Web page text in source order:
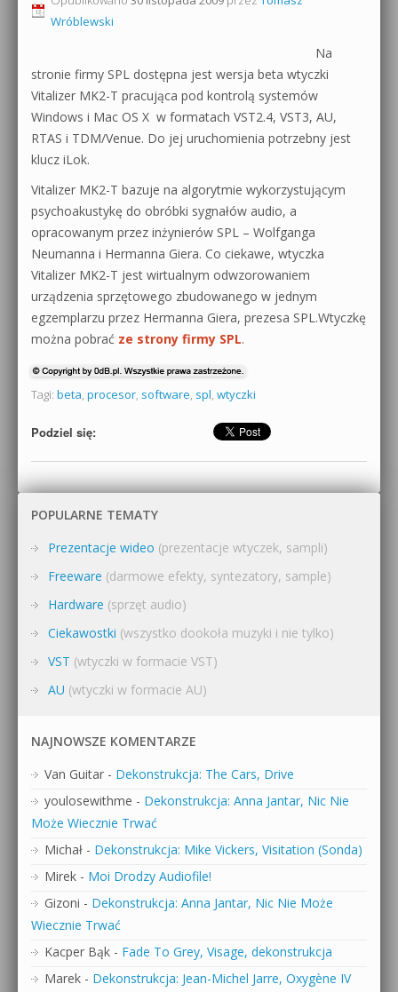
Sylenth1 od podstaw
Sound Forge od podstaw
Dubstep z syntezatorem Massive
Kontakt 5 Kompendium
Pakiety
0dB.pl - informacje
Newsletter
Materiały dla mediów
Archiwum aktualności
Polityka prywatności
Regulamin
Działanie sklepu internetowego
Wyszukiwanie
Wróblewski
Na
stronie firmy SPL dostępna jest wersja beta wtyczki
Vitalizer MK2-T pracująca pod kontrolą systemów
Windows i Mac OS X w formatach VST2.4, VST3, AU,
RTAS i TDM/Venue. Do jej uruchomienia potrzebny jest
klucz iLok.
Vitalizer MK2-T bazuje na algorytmie wykorzystującym
psychoakustykę do obróbki sygnałów audio, a
opracowanym przez inżynierów SPL – Wolfganga
Neumanna i Hermanna Giera. Co ciekawe, wtyczka
Vitalizer MK2-T jest wirtualnym odwzorowaniem
urządzenia sprzętowego zbudowanego w jednym
egzemplarzu przez Hermanna Giera, prezesa SPL.Wtyczkę
można pobrać ze strony firmy SPL.
Tagi: beta, procesor, software, spl, wtyczki
Podziel się:
POPULARNE TEMATY
Prezentacje wideo (prezentacje wtyczek, sampli)
Freeware (darmowe efekty, syntezatory, sample)
Hardware (sprzęt audio)
Ciekawostki (wszystko dookoła muzyki i nie tylko)
VST (wtyczki w formacie VST)
AU (wtyczki w formacie AU)
NAJNOWSZE KOMENTARZE
Van Guitar - Dekonstrukcja: The Cars, Drive
youlosewithme - Dekonstrukcja: Anna Jantar, Nic Nie
Może Wiecznie Trwać
Michał - Dekonstrukcja: Mike Vickers, Visitation (Sonda)
Mirek - Moi Drodzy Audiofile!
Gizoni - Dekonstrukcja: Anna Jantar, Nic Nie Może
Wiecznie Trwać
Kacper Bąk - Fade To Grey, Visage, dekonstrukcja
Marek - Dekonstrukcja: Jean-Michel Jarre, Oxygène IV